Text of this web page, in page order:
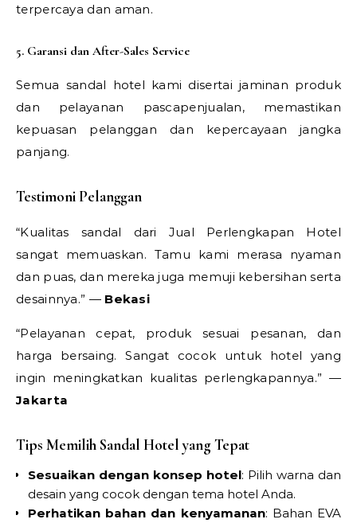
terpercaya dan aman.
5. Garansi dan After-Sales Service
Semua sandal hotel kami disertai jaminan produk
dan pelayanan pascapenjualan, memastikan
kepuasan pelanggan dan kepercayaan jangka
panjang.
Testimoni Pelanggan
“Kualitas sandal dari Jual Perlengkapan Hotel
sangat memuaskan. Tamu kami merasa nyaman
dan puas, dan mereka juga memuji kebersihan serta
desainnya.” — Bekasi
“Pelayanan cepat, produk sesuai pesanan, dan
harga bersaing. Sangat cocok untuk hotel yang
ingin meningkatkan kualitas perlengkapannya.” —
Jakarta
Tips Memilih Sandal Hotel yang Tepat
Sesuaikan dengan konsep hotel: Pilih warna dan
desain yang cocok dengan tema hotel Anda.
Perhatikan bahan dan kenyamanan: Bahan EVA